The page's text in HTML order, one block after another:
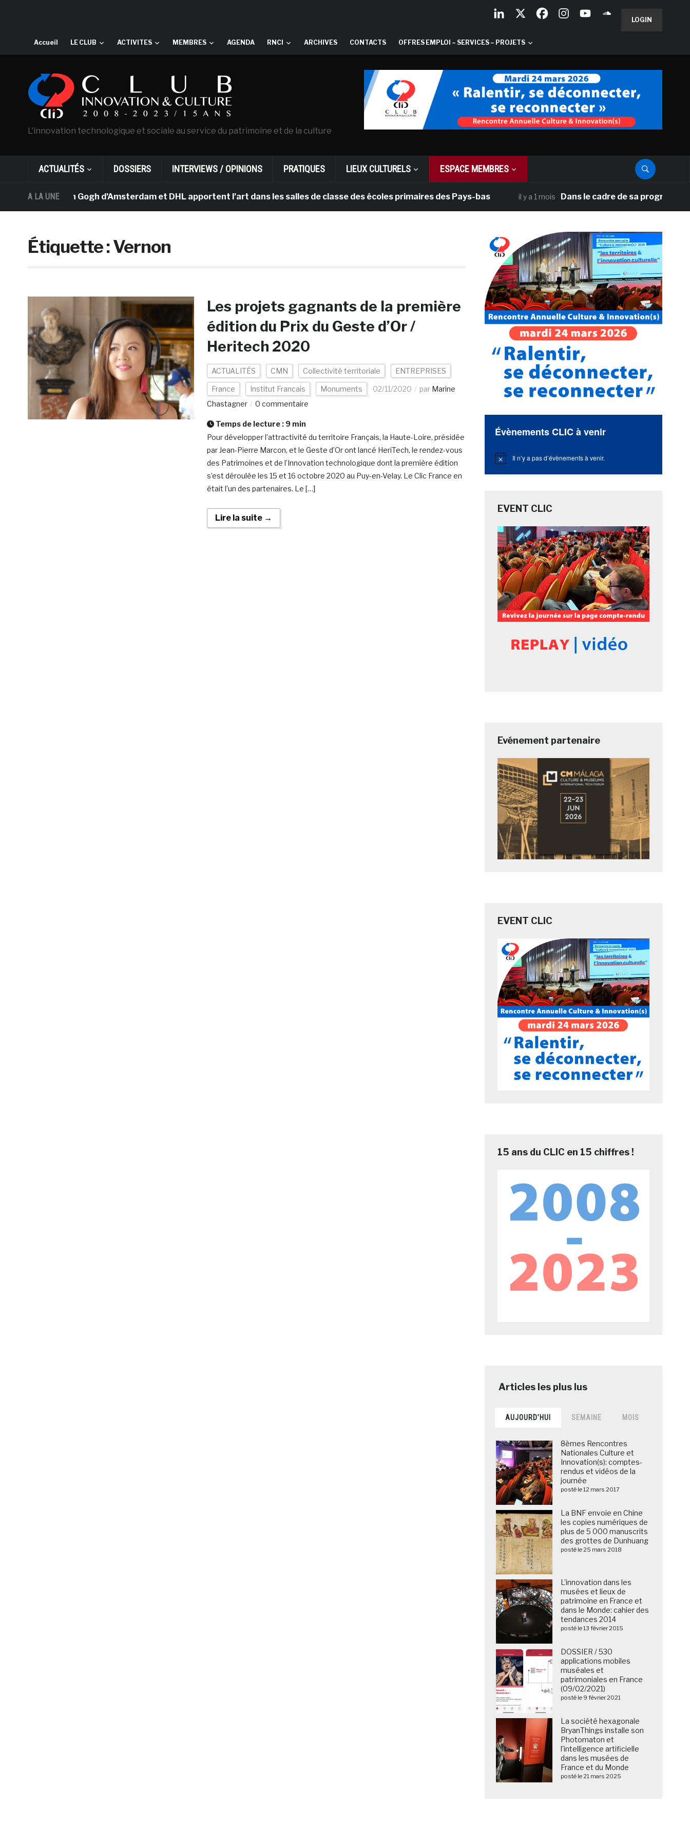
LOGIN
Accueil LE CLUB ACTIVITES MEMBRES AGENDA RNCI ARCHIVES CONTACTS OFFRES EMPLOI – SERVICES – PROJETS
L'innovation technologique et sociale au service du patrimoine et de la culture
ACTUALITÉS DOSSIERS INTERVIEWS / OPINIONS PRATIQUES LIEUX CULTURELS ESPACE MEMBRES
A LA UNE
musée Van Gogh d’Amsterdam et DHL apportent l’art dans les salles de classe des écoles primaires des Pays-bas il y a 1 mois Dans le cadre de sa programmation
Étiquette :Vernon
Les projets gagnants de la première
édition du Prix du Geste d’Or /
Heritech 2020
ACTUALITÉS CMN Collectivité territoriale ENTREPRISES
France Institut Francais Monuments 02/11/2020 par Marine
Chastagner
0 commentaire
Temps de lecture : 9 min
Pour développer l’attractivité du territoire Français, la Haute-Loire, présidée
par Jean-Pierre Marcon, et le Geste d’Or ont lancé HeriTech, le rendez-vous
des Patrimoines et de l’Innovation technologique dont la première édition
s’est déroulée les 15 et 16 octobre 2020 au Puy-en-Velay. Le Clic France en
était l’un des partenaires. Le […]
Lire la suite →
Évènements CLIC à venir
Notice Il n’y a pas d’évènements à venir.
EVENT CLIC
Evénement partenaire
EVENT CLIC
15 ans du CLIC en 15 chiffres !
AUJOURD’HUI SEMAINE MOIS
8èmes Rencontres
Nationales Culture et
Innovation(s): comptes-
rendus et vidéos de la
journée
posté le 12 mars 2017
La BNF envoie en Chine
les copies numériques de
plus de 5 000 manuscrits
des grottes de Dunhuang
posté le 25 mars 2018
L’innovation dans les
musées et lieux de
patrimoine en France et
dans le Monde: cahier des
tendances 2014
posté le 13 février 2015
DOSSIER / 530
applications mobiles
muséales et
patrimoniales en France
(09/02/2021)
posté le 9 février 2021
La société hexagonale
BryanThings installe son
Photomaton et
l’intelligence artificielle
dans les musées de
France et du Monde
posté le 21 mars 2025